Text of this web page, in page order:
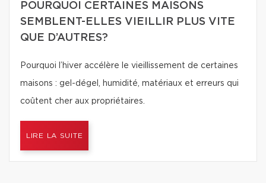
POURQUOI CERTAINES MAISONS
SEMBLENT-ELLES VIEILLIR PLUS VITE
QUE D’AUTRES?
Pourquoi l’hiver accélère le vieillissement de certaines
maisons : gel-dégel, humidité, matériaux et erreurs qui
coûtent cher aux propriétaires.
LIRE LA SUITE